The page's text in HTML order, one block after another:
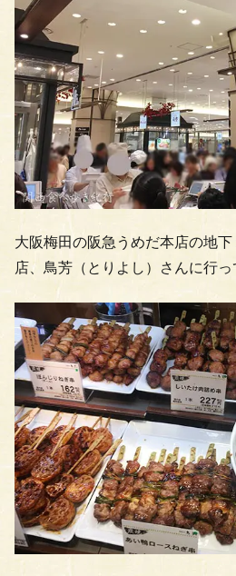
大阪梅田の阪急うめだ本店の地
店、鳥芳（とりよし）さんに行っ